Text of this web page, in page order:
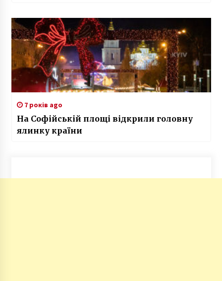
7 років ago
На Софійській площі відкрили головну
ялинку країни